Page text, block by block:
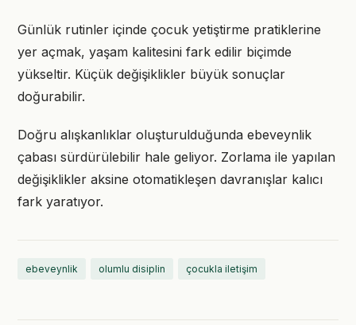
Günlük rutinler içinde çocuk yetiştirme pratiklerine
yer açmak, yaşam kalitesini fark edilir biçimde
yükseltir. Küçük değişiklikler büyük sonuçlar
doğurabilir.
Doğru alışkanlıklar oluşturulduğunda ebeveynlik
çabası sürdürülebilir hale geliyor. Zorlama ile yapılan
değişiklikler aksine otomatikleşen davranışlar kalıcı
fark yaratıyor.
ebeveynlik olumlu disiplin çocukla iletişim